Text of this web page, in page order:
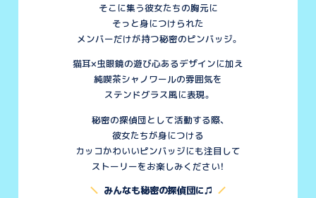
そこに集う彼女たちの胸元に
そっと身につけられた
メンバーだけが持つ秘密のピンバッジ。
猫耳×虫眼鏡の遊び心あるデザインに加え
純喫茶シャノワールの雰囲気を
ステンドグラス風に表現。
秘密の探偵団として活動する際、
彼女たちが身につける
カッコかわいいピンバッジにも注目して
ストーリーをお楽しみください！
みんなも秘密の探偵団に♫